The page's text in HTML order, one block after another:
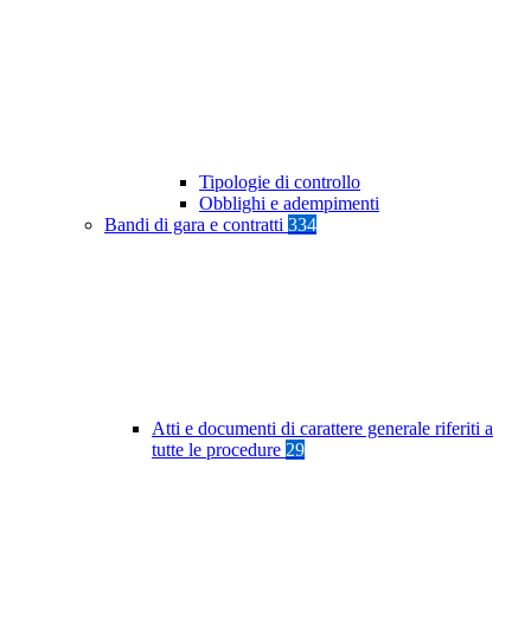
Tipologie di controllo
Obblighi e adempimenti
Bandi di gara e contratti 334
Atti e documenti di carattere generale riferiti a
tutte le procedure 29